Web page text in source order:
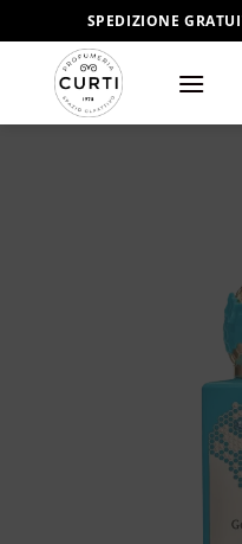
ai
contenuti
SPEDIZIONE